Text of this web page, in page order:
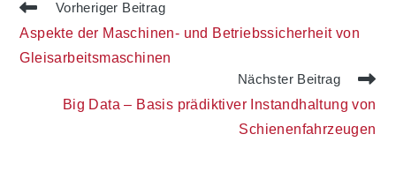
Weitere
ansehen
Vorheriger Beitrag
Aspekte der Maschinen- und Betriebssicherheit von
Gleisarbeitsmaschinen
Nächster Beitrag
Big Data – Basis prädiktiver Instandhaltung von
Schienenfahrzeugen